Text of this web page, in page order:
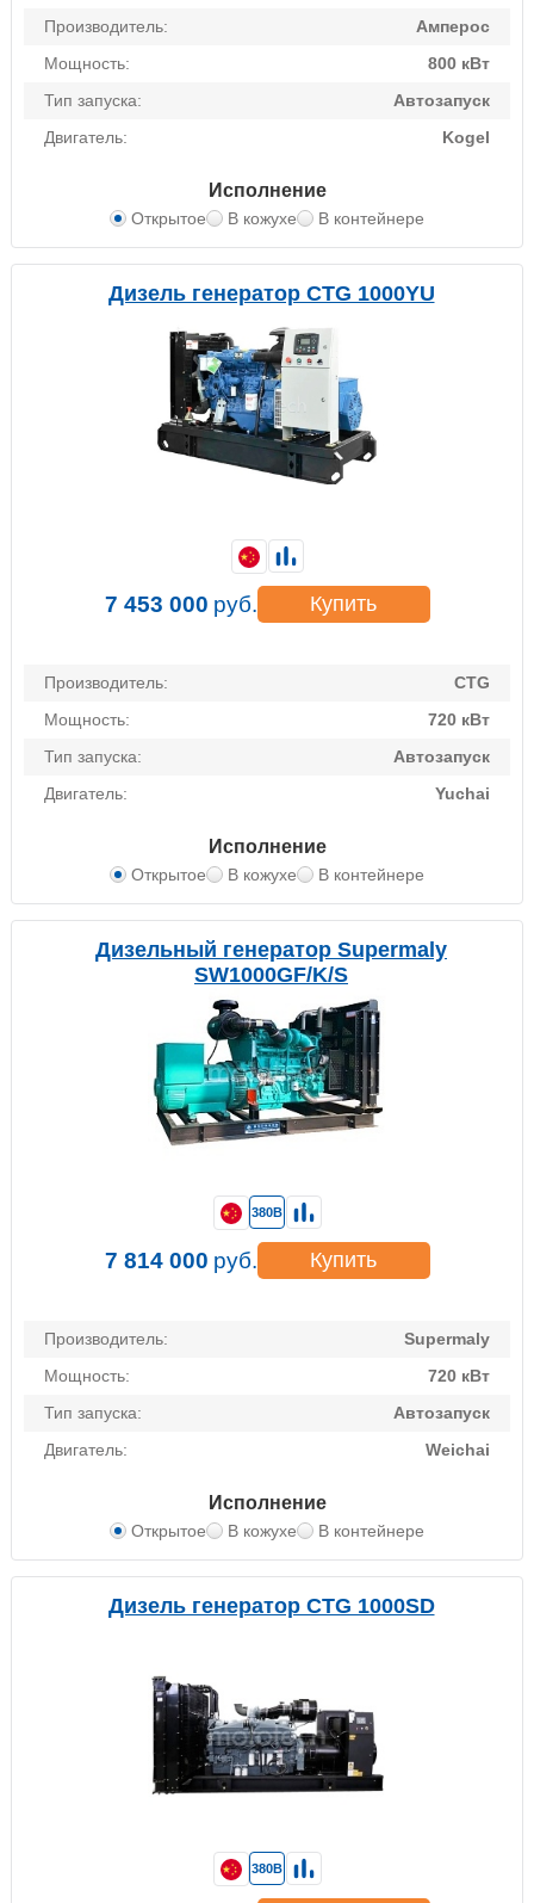
Производитель:
Амперос
Мощность:
800 кВт
Тип запуска:
Автозапуск
Двигатель:
Kogel
Исполнение
Открытое В кожухе В контейнере
Дизель генератор CTG 1000YU
Производитель:
CTG
Мощность:
720 кВт
Тип запуска:
Автозапуск
Двигатель:
Yuchai
Исполнение
Открытое В кожухе В контейнере
7 453 000 руб. Купить
Дизельный генератор Supermaly
SW1000GF/K/S
Производитель:
Supermaly
Мощность:
720 кВт
Тип запуска:
Автозапуск
Двигатель:
Weichai
Исполнение
Открытое В кожухе В контейнере
380В
7 814 000 руб. Купить
Дизель генератор CTG 1000SD
380В